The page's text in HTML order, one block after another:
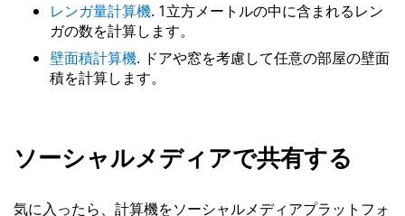
レンガ量計算機. 1立方メートルの中に含まれるレン
ガの数を計算します。
壁面積計算機. ドアや窓を考慮して任意の部屋の壁面
積を計算します。
ソーシャルメディアで共有する
気に入ったら、計算機をソーシャルメディアプラットフォ